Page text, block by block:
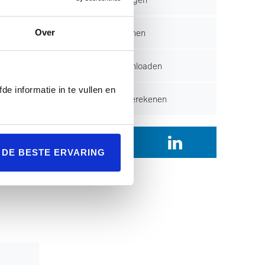
Over
informatie in te vullen en
BESTE ERVARING
Contact opnemen
Brochure downloaden
Financiering berekenen